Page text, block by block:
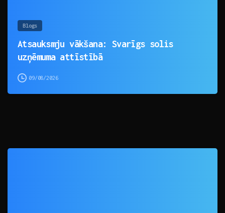
Blogs
Atsauksmju vākšana: Svarīgs solis
uzņēmuma attīstībā
09/08/2026